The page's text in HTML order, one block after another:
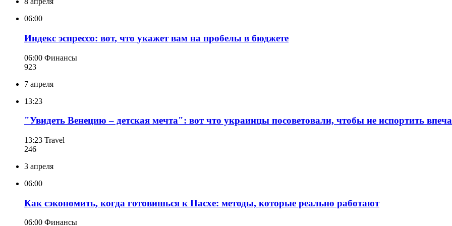
06:00
Индекс эспрессо: вот, что укажет вам на пробелы в бюджете
06:00 Финансы
923
7 апреля
13:23
"Увидеть Венецию – детская мечта": вот что украинцы посоветовали, чтобы не испортить
13:23 Travel
246
3 апреля
06:00
Как сэкономить, когда готовишься к Пасхе: методы, которые реально работают
06:00 Финансы